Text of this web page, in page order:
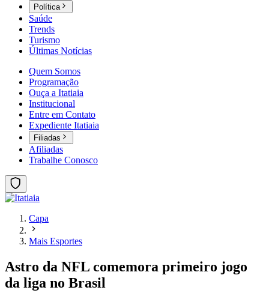
Política
Saúde
Trends
Turismo
Últimas Notícias
Quem Somos
Programação
Ouça a Itatiaia
Institucional
Entre em Contato
Expediente Itatiaia
Filiadas
Afiliadas
Trabalhe Conosco
Capa
Mais Esportes
Astro da NFL comemora primeiro jogo
da liga no Brasil